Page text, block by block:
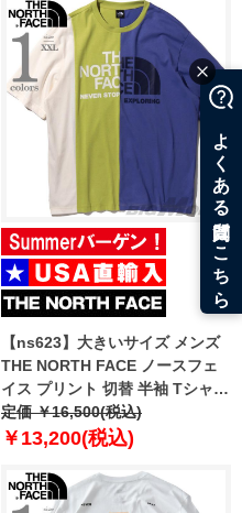
【ns623】大きいサイズ メンズ
THE NORTH FACE ノースフェ
イス プリント 切替 半袖 Tシャツ
USA直輸入 nt7uq13c
定価 ￥16,500(税込)
￥13,200(税込)